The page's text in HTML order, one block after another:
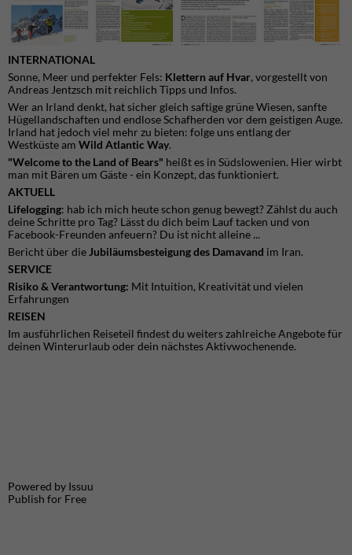
INTERNATIONAL
Sonne, Meer und perfekter Fels: Klettern auf Hvar, vorgestellt von
Andreas Jentzsch mit reichlich Tipps und Infos.
Wer an Irland denkt, hat sicher gleich saftige grüne Wiesen, sanfte
Hügellandschaften und endlose Schafherden vor dem geistigen Auge.
Irland hat jedoch viel mehr zu bieten: folge uns entlang der
Westküste am Wild Atlantic Way.
"Welcome to the Land of Bears" heißt es in Südslowenien. Hier wirbt
man mit Bären um Gäste - ein Konzept, das funktioniert.
AKTUELL
Lifelogging: hab ich mich heute schon genug bewegt? Zählst du auch
deine Schritte pro Tag? Lässt du dich beim Lauf tacken und von
Facebook-Freunden anfeuern? Du ist nicht alleine ...
Bericht über die Jubiläumsbesteigung des Damavand im Iran.
SERVICE
Risiko & Verantwortung: Mit Intuition, Kreativität und vielen
Erfahrungen
REISEN
Im ausführlichen Reiseteil findest du weiters zahlreiche Angebote für
deinen Winterurlaub oder dein nächstes Aktivwochenende.
Powered by Issuu
Publish for Free